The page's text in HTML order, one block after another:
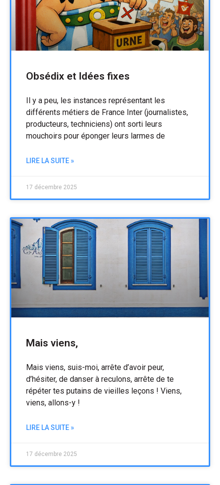
Obsédix et Idées fixes
Il y a peu, les instances représentant les
différents métiers de France Inter (journalistes,
producteurs, techniciens) ont sorti leurs
mouchoirs pour éponger leurs larmes de
LIRE LA SUITE »
17 décembre 2025
Mais viens,
Mais viens, suis-moi, arrête d’avoir peur,
d’hésiter, de danser à reculons, arrête de te
répéter tes putains de vieilles leçons ! Viens,
viens, allons-y !
LIRE LA SUITE »
17 décembre 2025